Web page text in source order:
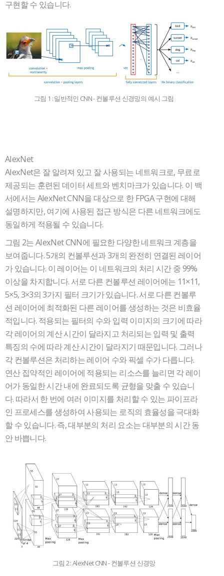
구현할 수 있습니다.
그림 1 : 일반적인 CNN - 컨볼루션 신경망의 예시 그림
AlexNet
AlexNet은 잘 알려져 있고 잘 사용되는 네트워크로, 무료로
제공되는 훈련된 데이터 세트와 벤치마크가 있습니다. 이 백
서에서는 AlexNet CNN을 대상으로 한 FPGA 구현에 대해
설명하지만, 여기에 사용된 접근 방식은 다른 네트워크에도
동일하게 적용될 수 있습니다.
그림 2는 AlexNet CNN에 필요한 다양한 네트워크 계층을
보여줍니다. 5개의 컨볼루션과 3개의 완전히 연결된 레이어
가 있습니다. 이 레이어는 이 네트워크의 처리 시간 중 99%
이상을 차지합니다. 서로 다른 컨볼루션 레이어에는 11×11,
5×5, 3×3의 3가지 필터 크기가 있습니다. 서로 다른 컨볼루
션 레이어에 최적화된 다른 레이어를 생성하는 것은 비효율
적입니다. 적용되는 필터의 수와 입력 이미지의 크기에 따라
각 레이어의 계산 시간이 달라지고 처리되는 입력 및 출력
특징의 수에 따라 계산 시간이 달라지기 때문입니다. 그러나
각 컨볼루션은 처리하는 레이어 수와 픽셀 수가 다릅니다.
연산 집약적인 레이어에 적용되는 리소스를 늘리면 각 레이
어가 동일한 시간 내에 완료되도록 균형을 맞출 수 있습니
다. 따라서 한 번에 여러 이미지를 처리할 수 있는 파이프라
인 프로세스를 생성하여 사용되는 로직의 효율성을 극대화
할 수 있습니다. 즉, 대부분의 처리 요소는 대부분의 시간 동
안 바쁩니다.
그림 2 : AlexNet CNN - 컨볼루션 신경망